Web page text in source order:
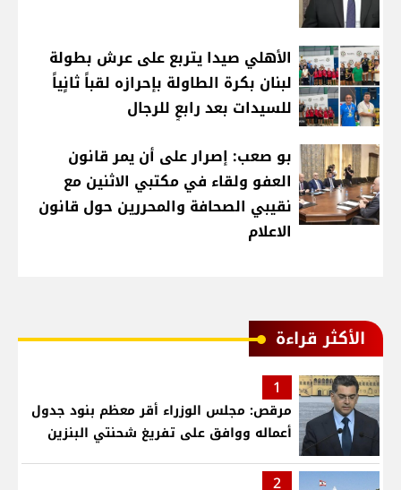
الأهلي صيدا يتربع على عرش بطولة
لبنان بكرة الطاولة بإحرازه لقباً ثانٍياً
للسيدات بعد رابعٍ للرجال
بو صعب: إصرار على أن يمر قانون
العفو ولقاء في مكتبي الاثنين مع
نقيبي الصحافة والمحررين حول قانون
الاعلام
الأكثر قراءة
1
مرقص: مجلس الوزراء أقر معظم بنود جدول
أعماله ووافق على تفريغ شحنتي البنزين
2